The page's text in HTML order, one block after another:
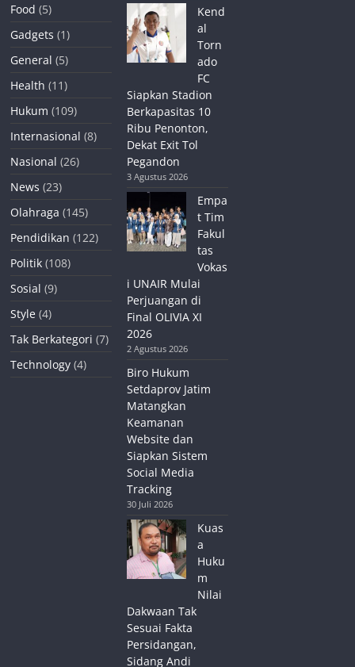
Food (5)
Gadgets (1)
General (5)
Health (11)
Hukum (109)
Internasional (8)
Nasional (26)
News (23)
Olahraga (145)
Pendidikan (122)
Politik (108)
Sosial (9)
Style (4)
Tak Berkategori (7)
Technology (4)
Kend
al
Torn
ado
FC
Siapkan Stadion
Berkapasitas 10
Ribu Penonton,
Dekat Exit Tol
Pegandon
3 Agustus 2026
Empa
t Tim
Fakul
tas
Vokas
i UNAIR Mulai
Perjuangan di
Final OLIVIA XI
2026
2 Agustus 2026
Biro Hukum
Setdaprov Jatim
Matangkan
Keamanan
Website dan
Siapkan Sistem
Social Media
Tracking
30 Juli 2026
Kuas
a
Huku
m
Nilai
Dakwaan Tak
Sesuai Fakta
Persidangan,
Sidang Andi